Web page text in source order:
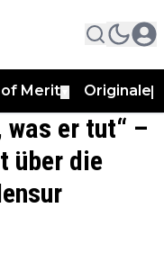
Merit Originale
was er tut“ –
über die